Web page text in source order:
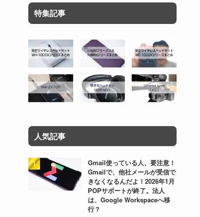
特集記事
人気記事
Gmail使っている人、要注意！
Gmailで、他社メールが受信で
きなくなるんだよ！2026年1月
POPサポートが終了。法人
は、Google Workspaceへ移
行？